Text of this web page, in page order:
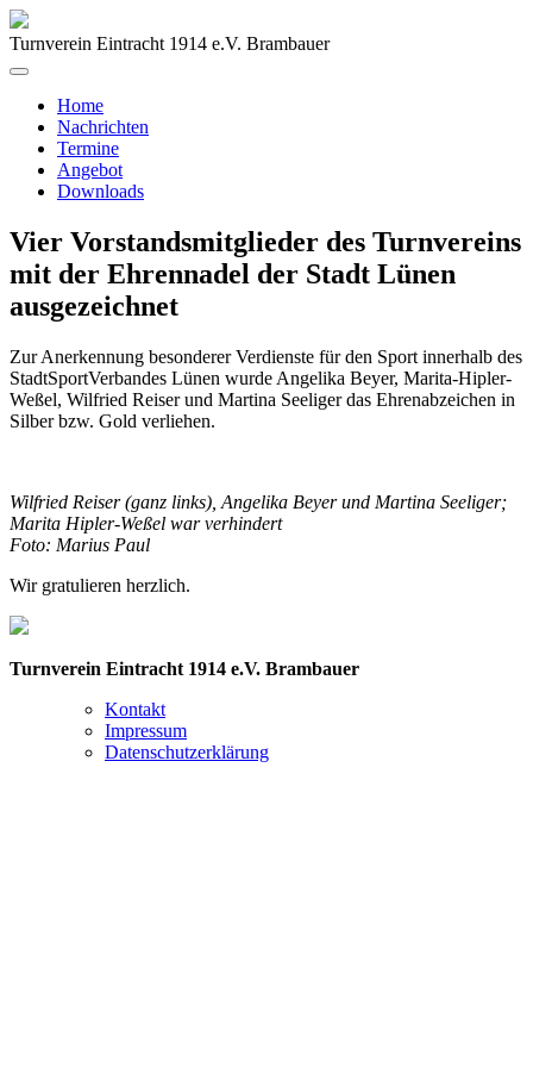
Turnverein Eintracht 1914 e.V. Brambauer
Home
Nachrichten
Termine
Angebot
Downloads
Vier Vorstandsmitglieder des Turnvereins
mit der Ehrennadel der Stadt Lünen
ausgezeichnet
Zur Anerkennung besonderer Verdienste für den Sport innerhalb des
StadtSportVerbandes Lünen wurde Angelika Beyer, Marita-Hipler-
Weßel, Wilfried Reiser und Martina Seeliger das Ehrenabzeichen in
Silber bzw. Gold verliehen.
Wilfried Reiser (ganz links), Angelika Beyer und Martina Seeliger;
Marita Hipler-Weßel war verhindert
Foto: Marius Paul
Wir gratulieren herzlich.
Turnverein Eintracht 1914 e.V. Brambauer
Kontakt
Impressum
Datenschutzerklärung